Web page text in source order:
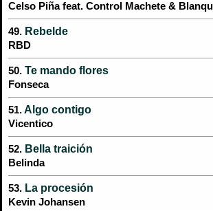
Celso Piña feat. Control Machete &
49. Rebelde
RBD
50. Te mando flores
Fonseca
51.Algo contigo
Vicentico
52. Bella traición
Belinda
53. La procesión
Kevin Johansen